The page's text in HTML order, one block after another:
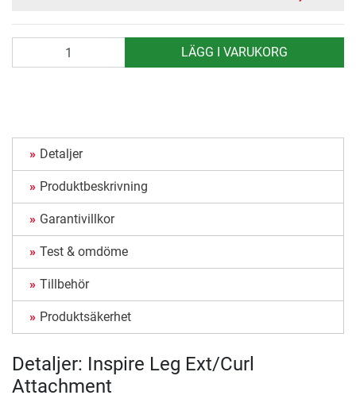
LÄGG I VARUKORG
Detaljer
Produktbeskrivning
Garantivillkor
Test & omdöme
Tillbehör
Produktsäkerhet
Detaljer: Inspire Leg Ext/Curl
Attachment